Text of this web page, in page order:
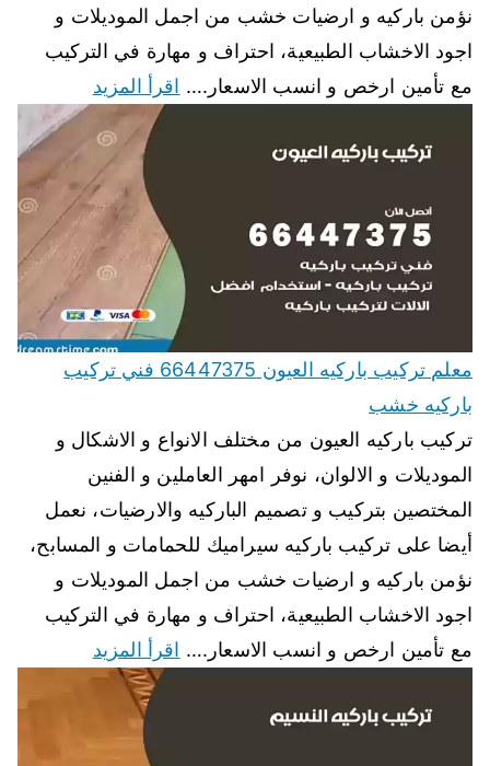
نؤمن باركيه و ارضيات خشب من اجمل الموديلات و
اجود الاخشاب الطبيعية، احتراف و مهارة في التركيب
مع تأمين ارخص و انسب الاسعار.… اقرأ المزيد
معلم تركيب باركيه العيون 66447375 فني تركيب
باركيه خشب
تركيب باركيه العيون من مختلف الانواع و الاشكال و
الموديلات و الالوان، نوفر امهر العاملين و الفنين
المختصين بتركيب و تصميم الباركيه والارضيات، نعمل
أيضا على تركيب باركيه سيراميك للحمامات و المسابح،
نؤمن باركيه و ارضيات خشب من اجمل الموديلات و
اجود الاخشاب الطبيعية، احتراف و مهارة في التركيب
مع تأمين ارخص و انسب الاسعار.… اقرأ المزيد